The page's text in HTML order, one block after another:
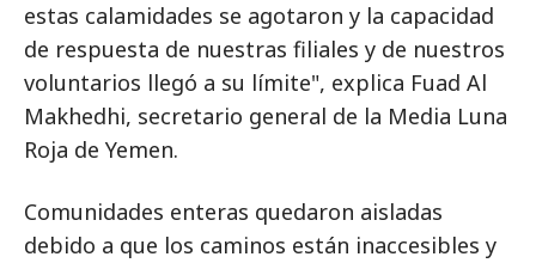
estas calamidades se agotaron y la capacidad
de respuesta de nuestras filiales y de nuestros
voluntarios llegó a su límite", explica Fuad Al
Makhedhi, secretario general de la Media Luna
Roja de Yemen.
Comunidades enteras quedaron aisladas
debido a que los caminos están inaccesibles y